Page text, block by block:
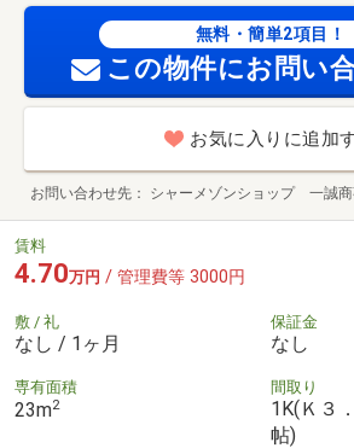
無料・簡単2項目！
この物件にお問い
お気に入りに追加
お問い合わせ先 シャーメゾンショップ 一誠
賃料
4.70万円 / 管理費等 3000円
敷 / 礼
なし / 1ヶ月
保証金
なし
専有面積
23m2
間取り
1K(Ｋ３
帖)